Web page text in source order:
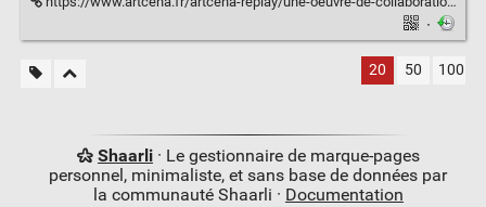
·
20 50 100
Shaarli· Le gestionnaire de marque-pages
personnel, minimaliste, et sans base de données par
la communauté Shaarli · Documentation